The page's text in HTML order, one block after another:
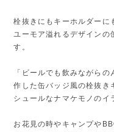
栓抜きにもキーホルダーに
ユーモア溢れるデザインの
す。
「ビールでも飲みながら
作した缶バッジ風の栓抜き
シュールなナマケモノのイ
お花見の時やキャンプや